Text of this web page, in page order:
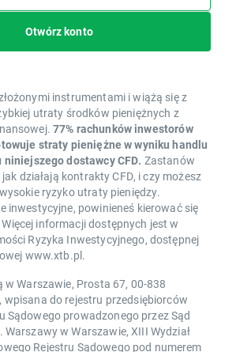
Otwórz konto
instrumentami i wiążą się z
utraty środków pieniężnych z
77% rachunków inwestorów
straty pieniężne w wyniku handlu
niniejszego dostawcy CFD. Zastanów
działają kontrakty CFD, i czy możesz
ryzyko utraty pieniędzy.
inwestycyjne, powinieneś kierować się
informacji dostępnych jest w
Ryzyka Inwestycyjnego, dostępnej
www.xtb.pl.
w Warszawie, Prosta 67, 00-838
wpisana do rejestru przedsiębiorców
Sądowego prowadzonego przez Sąd
w Warszawie, XIII Wydział
Rejestru Sądowego pod numerem